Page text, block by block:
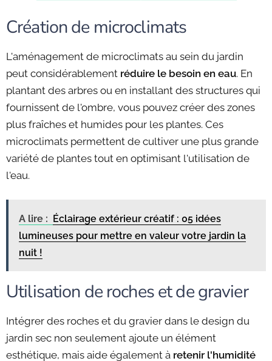
Création de microclimats
L'aménagement de microclimats au sein du jardin
peut considérablement réduire le besoin en eau. En
plantant des arbres ou en installant des structures qui
fournissent de l'ombre, vous pouvez créer des zones
plus fraîches et humides pour les plantes. Ces
microclimats permettent de cultiver une plus grande
variété de plantes tout en optimisant l'utilisation de
l'eau.
A lire : Éclairage extérieur créatif : 05 idées
lumineuses pour mettre en valeur votre jardin la
nuit !
Utilisation de roches et de gravier
Intégrer des roches et du gravier dans le design du
jardin sec non seulement ajoute un élément
esthétique, mais aide également à retenir l'humidité